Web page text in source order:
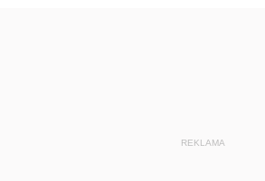
REKLAMA